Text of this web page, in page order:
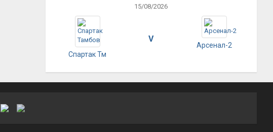
15/08/2026
Спартак Тм
V
Арсенал-2